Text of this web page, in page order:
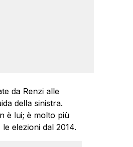
da Renzi alle
della sinistra.
è lui; è molto più
elezioni dal 2014.